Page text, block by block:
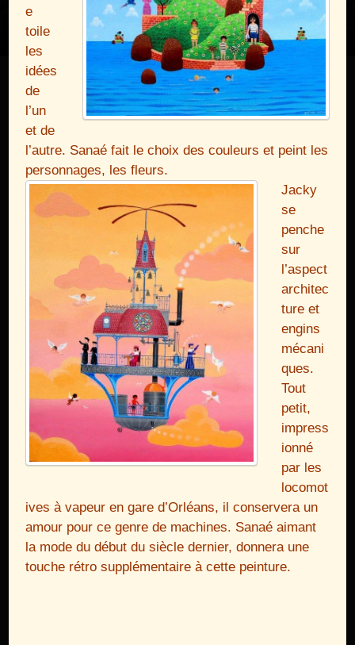
e
toile
les
idées
de
l’un
et de
l’autre. Sanaé fait le choix des couleurs et peint les
personnages, les fleurs.
Jacky
se
penche
sur
l’aspect
architec
ture et
engins
mécani
ques.
Tout
petit,
impress
ionné
par les
locomot
ives à vapeur en gare d’Orléans, il conservera un
amour pour ce genre de machines. Sanaé aimant
la mode du début du siècle dernier, donnera une
touche rétro supplémentaire à cette peinture.